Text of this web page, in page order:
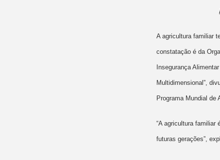
A agricultura familiar
constatação é da
Insegurança
Multidimensional”,
Programa Mundial de
“A agricultura familiar
futuras gerações”,